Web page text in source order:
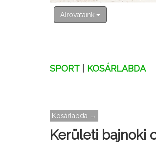
Alrovataink
SPORT
KOSÁRLABDA
Kosárlabda →
Kerületi bajnoki